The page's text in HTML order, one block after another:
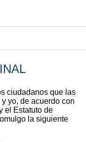
ciudadanos que las
yo, de acuerdo con
el Estatuto de
la siguiente